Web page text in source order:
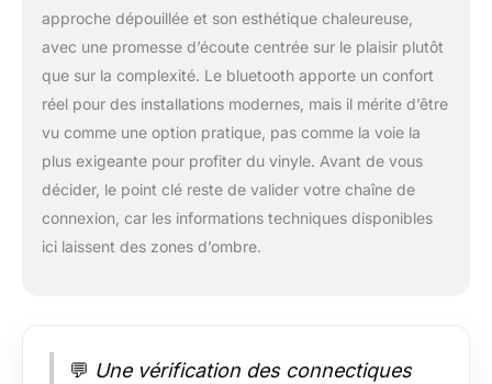
approche dépouillée et son esthétique chaleureuse,
avec une promesse d’écoute centrée sur le plaisir plutôt
que sur la complexité. Le bluetooth apporte un confort
réel pour des installations modernes, mais il mérite d’être
vu comme une option pratique, pas comme la voie la
plus exigeante pour profiter du vinyle. Avant de vous
décider, le point clé reste de valider votre chaîne de
connexion, car les informations techniques disponibles
ici laissent des zones d’ombre.
💬 Une vérification des connectiques